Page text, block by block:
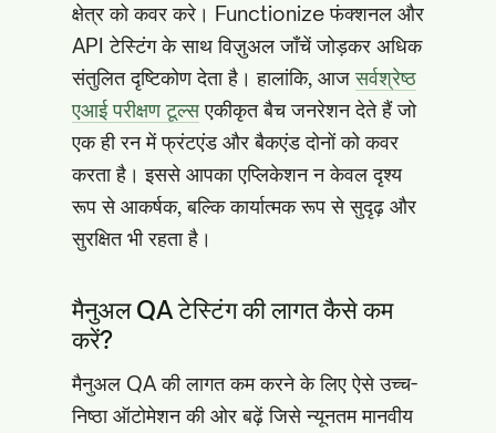
क्षेत्र को कवर करे। Functionize फंक्शनल और
API टेस्टिंग के साथ विज़ुअल जाँचें जोड़कर अधिक
संतुलित दृष्टिकोण देता है। हालांकि, आजसर्वश्रेष्ठ
एआई परीक्षण टूल्सएकीकृत बैच जनरेशन देते हैं जो
एक ही रन में फ्रंटएंड और बैकएंड दोनों को कवर
करता है। इससे आपका एप्लिकेशन न केवल दृश्य
रूप से आकर्षक, बल्कि कार्यात्मक रूप से सुदृढ़ और
सुरक्षित भी रहता है।
मैनुअल QA टेस्टिंग की लागत कैसे कम
करें?
मैनुअल QA की लागत कम करने के लिए ऐसे उच्च-
निष्ठा ऑटोमेशन की ओर बढ़ें जिसे न्यूनतम मानवीय